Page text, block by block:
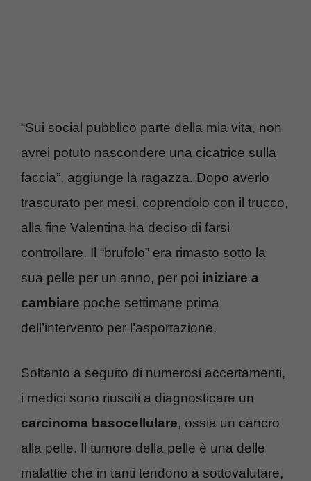
“Sui social pubblico parte della mia vita, non
avrei potuto nascondere una cicatrice sulla
faccia”, aggiunge la ragazza. Dopo averlo
trascurato per mesi, coprendolo con il trucco,
alla fine Valentina ha deciso di farsi
controllare. Il “brufolo” era rimasto sotto la
sua pelle per un anno, per poi iniziare a
cambiare poche settimane prima
dell’intervento per l’asportazione.
Soltanto a seguito di numerosi accertamenti,
i medici sono riusciti a diagnosticare un
carcinoma basocellulare, ossia un cancro
alla pelle. Il tumore della pelle è una delle
malattie che in tanti tendono a sottovalutare,